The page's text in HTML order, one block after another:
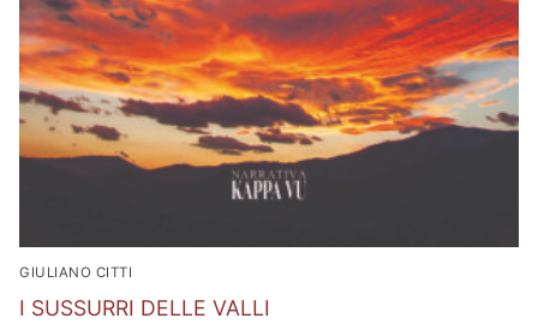
GIULIANO CITTI
I SUSSURRI DELLE VALLI